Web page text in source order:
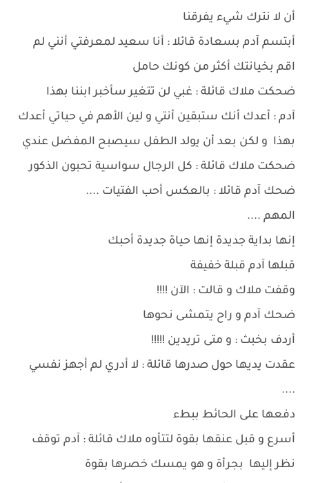
أن لا نترك شيء يفرقنا
أبتسم آدم بسعادة قائلا : أنا سعيد لمعرفتي أنني لم
اقم بخيانتك أكثر من كونك حامل
ضحكت ملاك قائلة : غبي لن تتغير سأخبر ابننا بهذا
آدم : أعدك أنك ستبقين أنتي و لين الأهم في حياتي أعدك
بهذا و لكن بعد أن يولد الطفل سيصبح المفضل عندي
ضحكت ملاك قائلة : كل الرجال سواسية تحبون الذكور
ضحك آدم قائلا : بالعكس أحب الفتيات ....
المهم ....
إنها بداية جديدة إنها حياة جديدة أحبك
قبلها آدم قبلة خفيفة
وقفت ملاك و قالت : الآن !!!!
ضحك آدم و راح يتمشى نحوها
أردف بخبث : و متى تريدين !!!!!
عقدت يديها حول صدرها قائلة : لا أدري لم أجهز نفسي
....
دفعها على الحائط ببطء
أسرع و قبل عنقها بقوة لتتأوه ملاك قائلة : آدم توقف
نظر إليها بجرأة و هو يمسك خصرها بقوة